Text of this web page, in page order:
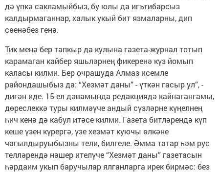
дә үпкә сакламыйбыз, бу юлы да игътибарсыз
калдырмаганнар, халык укый бит язмаларны, дип
сөенәбез генә.
Тик менә бер тапкыр да кулына газета-журнал тотып
карамаган кайбер яшьләрнең фикеренә күз йомып
каласы килми. Бер очрашуда Алмаз исемле
райондашыбыз да: “Хезмәт даны” - үткән гасыр ул”, -
дигән иде. 15 ел дәвамында редакциядә кайнагангамы,
дөреслеккә туры килмәүче андый сүзләрне күңелнең
һич кенә дә кабул итәсе килми. Газета битләрендә күп
кеше үзен күрергә, үзе хезмәт куючы өлкәне
чагылдыруыбызны тели, билгеле. Әмма татар һәм рус
телләрендә нәшер ителүче “Хезмәт даны” газетасын
һәрдаим укып баручылар ялганларга ирек бирмәс: без